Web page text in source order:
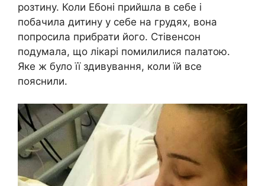
розтину. Коли Ебоні прийшла в себе і
побачила дитину у себе на грудях, вона
попросила прибрати його. Стівенсон
подумала, що лікарі помилилися палатою.
Яке ж було її здивування, коли їй все
пояснили.